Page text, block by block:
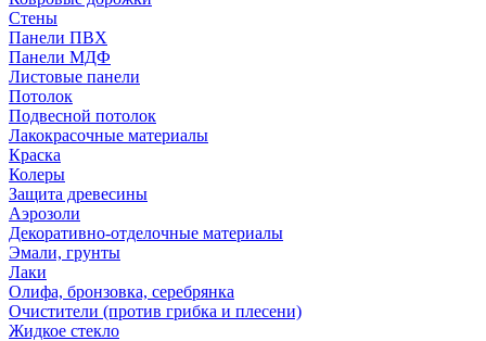
Стены
Панели ПВХ
Панели МДФ
Листовые панели
Потолок
Подвесной потолок
Лакокрасочные материалы
Краска
Колеры
Защита древесины
Аэрозоли
Декоративно-отделочные материалы
Эмали, грунты
Лаки
Олифа, бронзовка, серебрянка
Очистители (против грибка и плесени)
Жидкое стекло